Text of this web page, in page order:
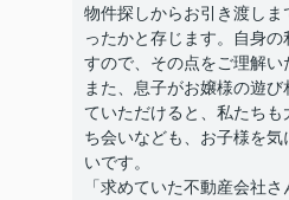
物件探しからお引き渡し
ったかと存じます。自身
すので、その点をご理解い
また、息子がお嬢様の遊
ていただけると、私たち
ち会いなども、お子様を
いです。
「求めていた不動産会社